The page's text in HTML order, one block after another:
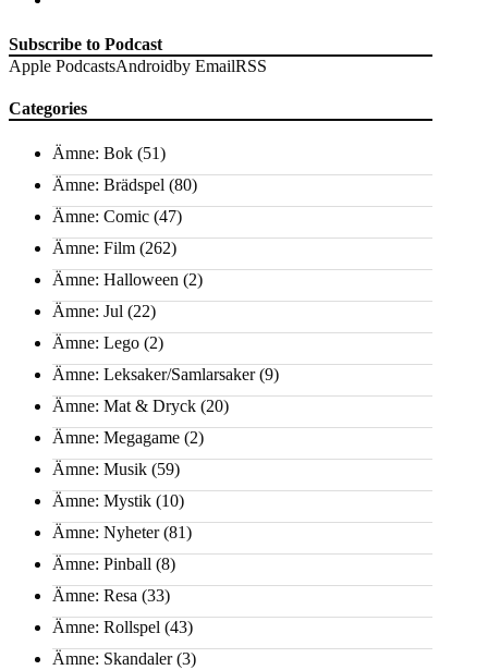
Subscribe to Podcast
Apple PodcastsAndroidby EmailRSS
Categories
Ämne: Bok (51)
Ämne: Brädspel (80)
Ämne: Comic (47)
Ämne: Film (262)
Ämne: Halloween (2)
Ämne: Jul (22)
Ämne: Lego (2)
Ämne: Leksaker/Samlarsaker(9)
Ämne: Mat & Dryck (20)
Ämne: Megagame (2)
Ämne: Musik (59)
Ämne: Mystik (10)
Ämne: Nyheter(81)
Ämne: Pinball (8)
Ämne: Resa (33)
Ämne: Rollspel (43)
Ämne: Skandaler(3)